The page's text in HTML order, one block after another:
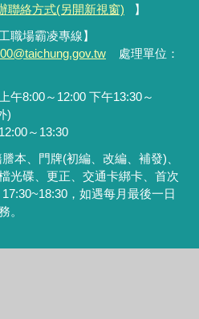
聯絡方式(另開新視窗)
】
職場霸凌專線】
處理單位：
午8:00～12:00 下午13:30～
)
～13:30
本、門牌(初編、改編、補發)
光碟、更正、交通卡綁卡、首次
17:30~18:30，如遇每月最後一日
。